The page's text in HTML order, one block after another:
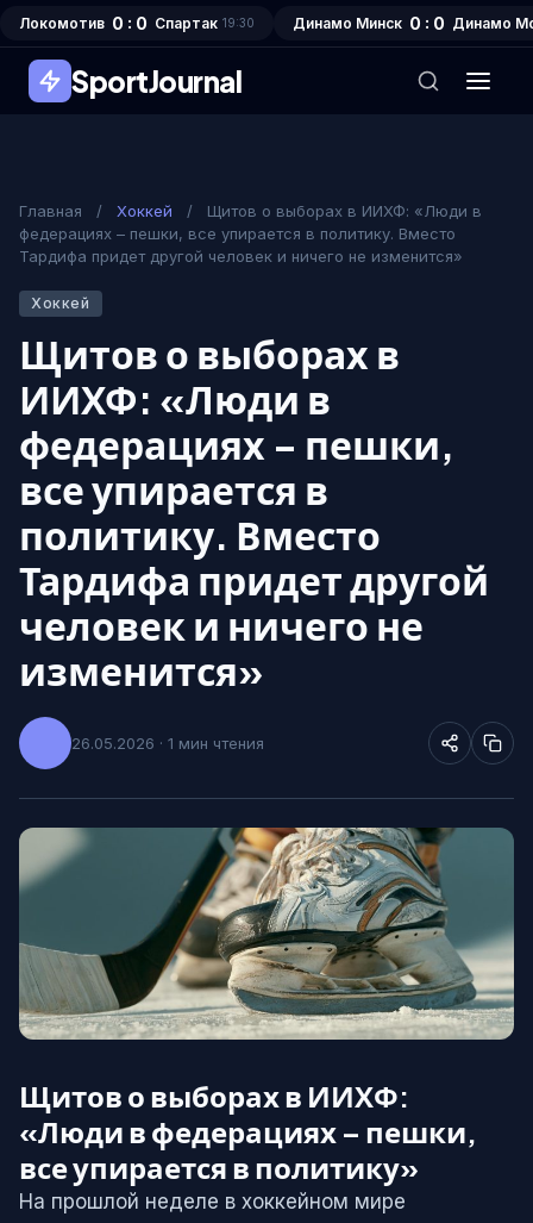
Локомотив 0 : 0 Спартак 19:30 Динамо Минск 0 : 0 Динамо
SportJournal
Главная / Хоккей /
Щитов о выборах в ИИХФ: «Люди в
федерациях – пешки, все упирается в политику. Вместо
Тардифа придет другой человек и ничего не изменится»
Хоккей
Щитов о выборах в
ИИХФ: «Люди в
федерациях – пешки,
все упирается в
политику. Вместо
Тардифа придет другой
человек и ничего не
изменится»
26.05.2026 · 1 мин чтения
Щитов о выборах в ИИХФ:
«Люди в федерациях – пешки,
все упирается в политику»
На прошлой неделе в хоккейном мире